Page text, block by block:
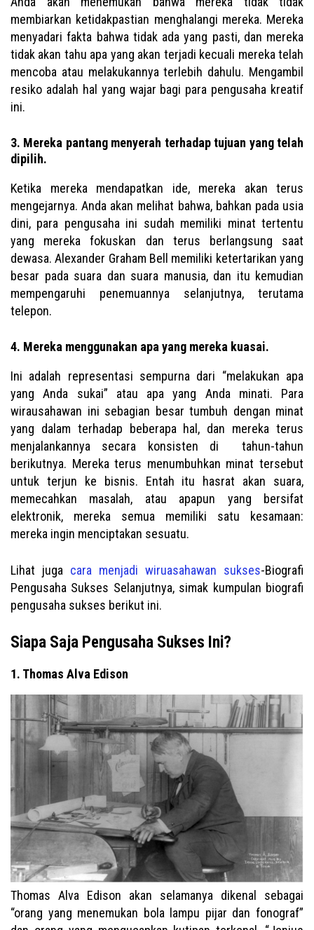
membiarkan ketidakpastian menghalangi mereka. Mereka
menyadari fakta bahwa tidak ada yang pasti, dan mereka
tidak akan tahu apa yang akan terjadi kecuali mereka telah
mencoba atau melakukannya terlebih dahulu. Mengambil
resiko adalah hal yang wajar bagi para pengusaha kreatif
ini.
3. Mereka pantang menyerah terhadap tujuan yang telah
dipilih.
Ketika mereka mendapatkan ide, mereka akan terus
mengejarnya. Anda akan melihat bahwa, bahkan pada usia
dini, para pengusaha ini sudah memiliki minat tertentu
yang mereka fokuskan dan terus berlangsung saat
dewasa. Alexander Graham Bell memiliki ketertarikan yang
besar pada suara dan suara manusia, dan itu kemudian
mempengaruhi penemuannya selanjutnya, terutama
telepon.
4. Mereka menggunakan apa yang mereka kuasai.
Ini adalah representasi sempurna dari “melakukan apa
yang Anda sukai” atau apa yang Anda minati. Para
wirausahawan ini sebagian besar tumbuh dengan minat
yang dalam terhadap beberapa hal, dan mereka terus
menjalankannya secara konsisten di tahun-tahun
berikutnya. Mereka terus menumbuhkan minat tersebut
untuk terjun ke bisnis. Entah itu hasrat akan suara,
memecahkan masalah, atau apapun yang bersifat
elektronik, mereka semua memiliki satu kesamaan:
mereka ingin menciptakan sesuatu.
Lihat juga cara menjadi wiruasahawan sukses-Biografi
Pengusaha Sukses Selanjutnya, simak kumpulan biografi
pengusaha sukses berikut ini.
Siapa Saja Pengusaha Sukses Ini?
1. Thomas Alva Edison
Thomas Alva Edison akan selamanya dikenal sebagai
“orang yang menemukan bola lampu pijar dan fonograf”